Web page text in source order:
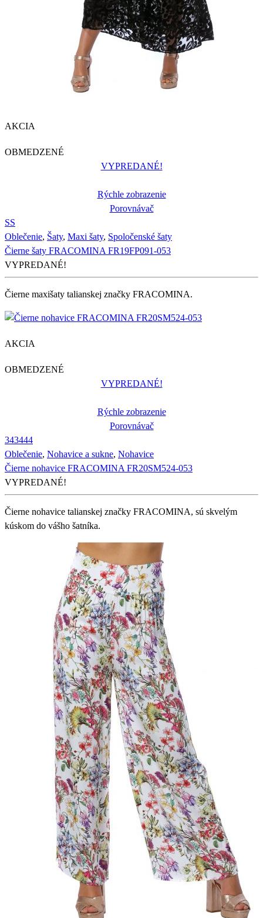
AKCIA
OBMEDZENÉ
VYPREDANÉ!
Rýchle zobrazenie
Porovnávač
SS
Oblečenie, Šaty, Maxi šaty, Spoločenské šaty
Čierne šaty FRACOMINA FR19FP091-053
VYPREDANÉ!
Čierne maxišaty talianskej značky FRACOMINA.
AKCIA
OBMEDZENÉ
VYPREDANÉ!
Rýchle zobrazenie
Porovnávač
343444
Oblečenie, Nohavice a sukne, Nohavice
Čierne nohavice FRACOMINA FR20SM524-053
VYPREDANÉ!
Čierne nohavice talianskej značky FRACOMINA, sú skvelým
kúskom do vášho šatníka.